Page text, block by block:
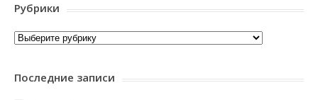
Рубрики
Рубрики
Последние записи